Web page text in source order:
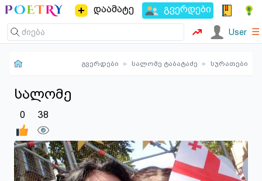
დაამატე გვერდები
User ☰
გვერდები ▸ სალომე ტაბატაძე ▸ სურათები
სალომე
0 38